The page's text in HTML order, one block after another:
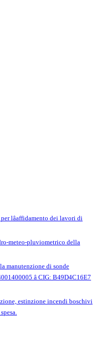
lâaffidamento dei lavori di
meteo-pluviometrico della
la manutenzione di sonde
â CIG: B49D4C16E7
estinzione incendi boschivi